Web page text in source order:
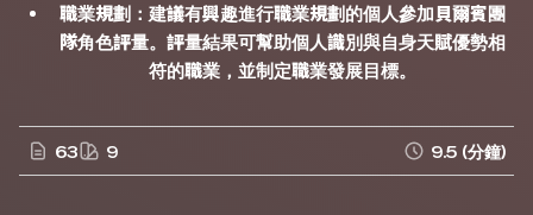
職業規劃：建議有興趣進行職業規劃的個人參加貝爾賓團
隊角色評量。評量結果可幫助個人識別與自身天賦優勢相
符的職業，並制定職業發展目標。
63 9 9.5 (分鐘)